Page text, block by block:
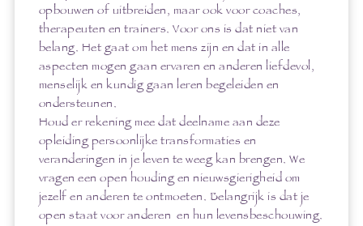
opbouwen of uitbreiden, maar ook voor coaches,
therapeuten en trainers. Voor ons is dat niet van
belang. Het gaat om het mens zijn en dat in alle
aspecten mogen gaan ervaren en anderen liefdevol,
menselijk en kundig gaan leren begeleiden en
ondersteunen.
Houd er rekening mee dat deelname aan deze
opleiding persoonlijke transformaties en
veranderingen in je leven te weeg kan brengen. We
vragen een open houding en nieuwsgierigheid om
jezelf en anderen te ontmoeten. Belangrijk is dat je
open staat voor anderen en hun levensbeschouwing.